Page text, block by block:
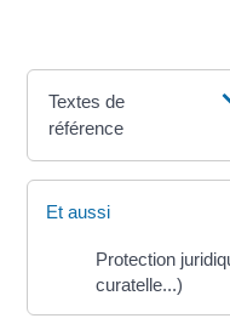
Textes de
référence
Et aussi
Protection
curatelle...)